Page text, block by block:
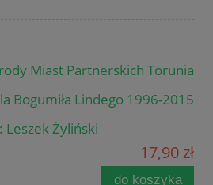
Miast Partnerskich Torunia
Bogumiła Lindego 1996-2015
Leszek Żyliński
17,90 zł
do koszyka